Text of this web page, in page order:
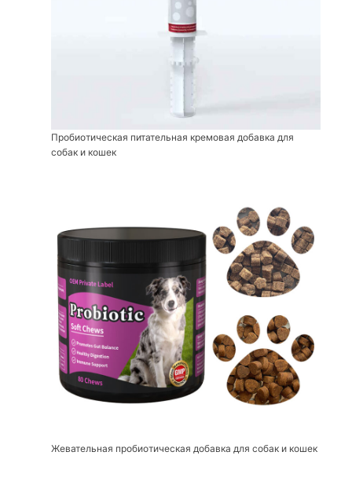
Пробиотическая питательная кремовая добавка для
собак и кошек
Жевательная пробиотическая добавка для собак и кошек